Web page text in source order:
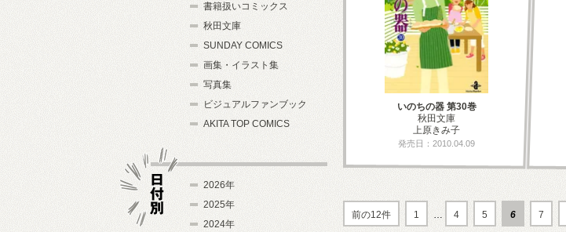
いのちの器 第30巻
秋田文庫
上原きみ子
発売日：2010.04.09
前の12件 1 … 4 5 6 7
書籍扱いコミックス
秋田文庫
SUNDAY COMICS
画集・イラスト集
写真集
ビジュアルファンブック
AKITA TOP COMICS
2026年
2025年
2024年